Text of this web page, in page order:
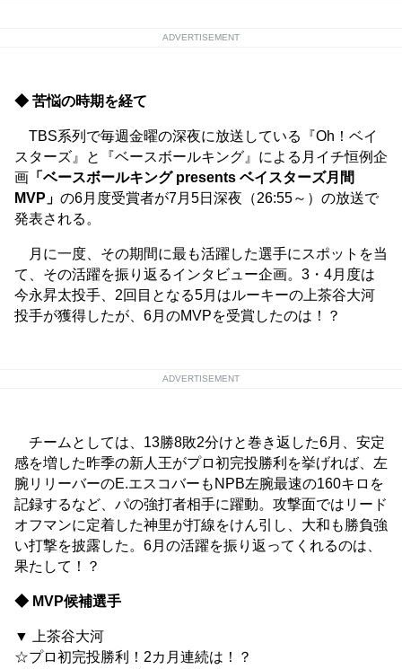
ADVERTISEMENT
◆ 苦悩の時期を経て
TBS系列で毎週金曜の深夜に放送している『Oh！ベイ
スターズ』と『ベースボールキング』による月イチ恒例企
画 「ベースボールキング presents ベイスターズ月間
MVP」 の6月度受賞者が7月5日深夜（26:55～）の放送で
発表される。
月に一度、その期間に最も活躍した選手にスポットを当
て、その活躍を振り返るインタビュー企画。3・4月度は
今永昇太投手、2回目となる5月はルーキーの上茶谷大河
投手が獲得したが、6月のMVPを受賞したのは！？
ADVERTISEMENT
チームとしては、13勝8敗2分けと巻き返した6月、安定
感を増した昨季の新人王がプロ初完投勝利を挙げれば、左
腕リリーバーのE.エスコバーもNPB左腕最速の160キロを
記録するなど、パの強打者相手に躍動。攻撃面ではリード
オフマンに定着した神里が打線をけん引し、大和も勝負強
い打撃を披露した。6月の活躍を振り返ってくれるのは、
果たして！？
◆ MVP候補選手
▼ 上茶谷大河
☆プロ初完投勝利！2カ月連続は！？